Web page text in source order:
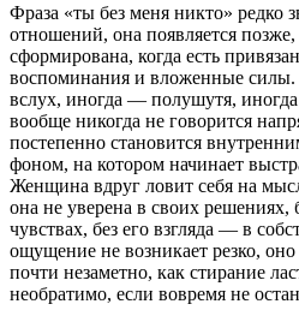
Фраза «ты без меня никто» редко
отношений, она появляется позже,
сформирована, когда есть
воспоминания и вложенные силы.
вслух, иногда — полушутя,
вообще никогда не говорится
постепенно становится
фоном, на котором начинает
Женщина вдруг ловит себя на
она не уверена в своих
чувствах, без его взгляда — в
ощущение не возникает резко,
почти незаметно, как стирание
необратимо, если вовремя не